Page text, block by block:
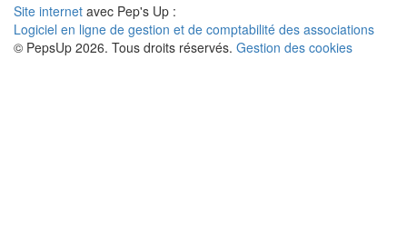
Site internet avec Pep's Up :
Logiciel en ligne de gestion et de comptabilité des associations
© PepsUp 2026. Tous droits réservés. Gestion des cookies